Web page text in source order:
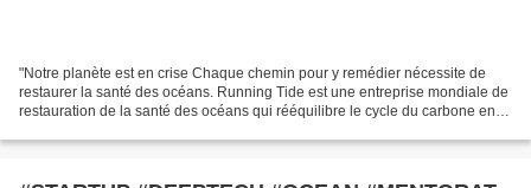
"Notre planète est en crise Chaque chemin pour y remédier nécessite de
restaurer la santé des océans. Running Tide est une entreprise mondiale de
restauration de la santé des océans qui rééquilibre le cycle du carbone en